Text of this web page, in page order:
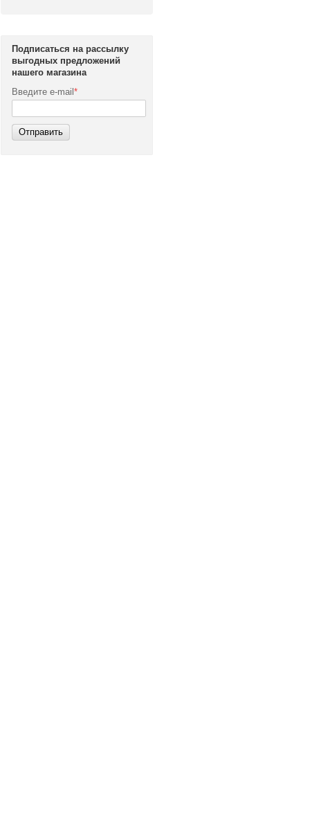
Подписаться на рассылку
выгодных предложений
нашего магазина
Введите e-mail*
Отправить